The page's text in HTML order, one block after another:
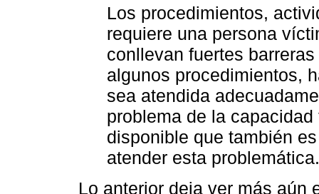
Los procedimientos,
requiere una persona
conllevan fuertes
algunos procedimientos,
sea atendida
problema de la
disponible que también
atender esta
Lo anterior deja ver más aún